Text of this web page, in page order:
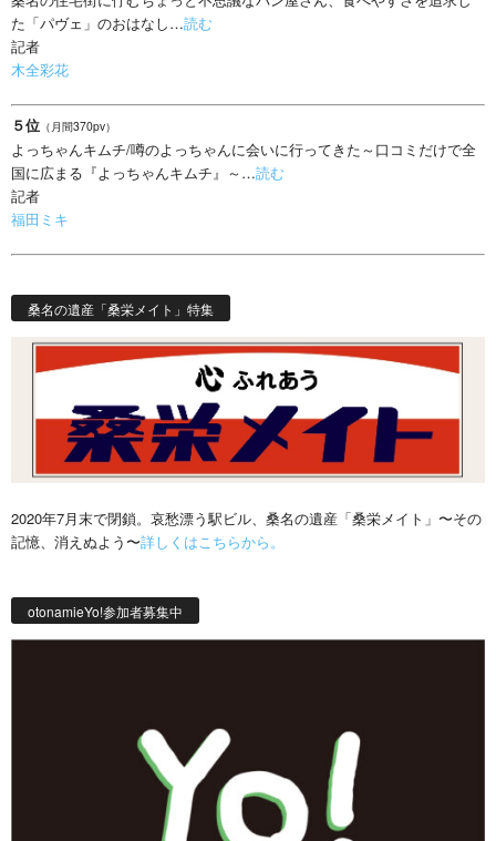
た「パヴェ」のおはなし…読む
記者
木全彩花
５位 （月間370pv）
よっちゃんキムチ/噂のよっちゃんに会いに行ってきた～口コミだけで全
国に広まる『よっちゃんキムチ』～…読む
記者
福田ミキ
桑名の遺産「桑栄メイト」特集
2020年7月末で閉鎖。哀愁漂う駅ビル、桑名の遺産「桑栄メイト」〜その
記憶、消えぬよう〜詳しくはこちらから。
otonamieYo!参加者募集中